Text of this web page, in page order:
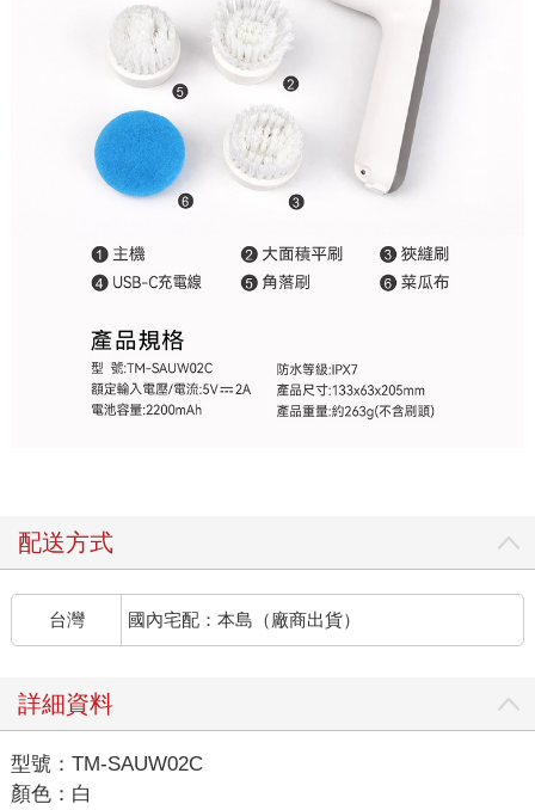
配送方式
台灣 國內宅配：本島（廠商出貨）
詳細資料
型號：TM-SAUW02C
顏色：白